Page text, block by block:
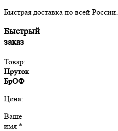
Быстрая доставка по всей России.
Быстрый
заказ
Товар:
Пруток
БрОФ
Цена:
Ваше
имя *